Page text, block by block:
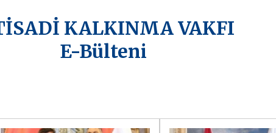
KALKINMA VAKFI
E-Bülteni